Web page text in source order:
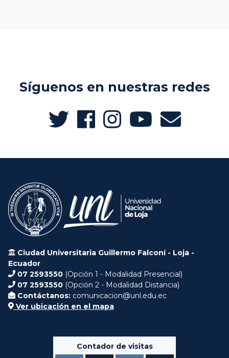
Síguenos en nuestras redes
Ciudad Universitaria Guillermo Falconí - Loja -
Ecuador
07 2593550 (Opción 1 - Modalidad Presencial)
07 2593550 (Opción 2 - Modalidad Distancia)
Contáctanos: comunicacion@unl.edu.ec
Ver ubicación en el mapa
Contador de visitas